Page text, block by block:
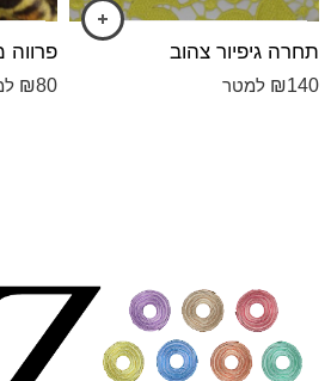
תחרה גיפיור צהוב
₪140 למטר
פרווה
₪80